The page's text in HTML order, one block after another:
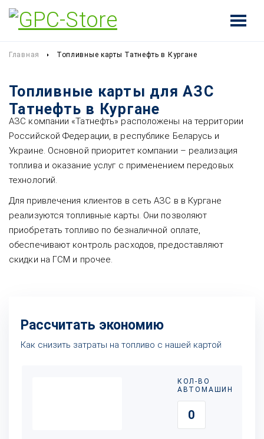
Главная Топливные карты Татнефть в Кургане
Топливные карты для АЗС
Татнефть в Кургане
АЗС компании «Татнефть» расположены на территории
Российской Федерации, в республике Беларусь и
Украине. Основной приоритет компании – реализация
топлива и оказание услуг с применением передовых
технологий.
Для привлечения клиентов в сеть АЗС в в Кургане
реализуются топливные карты. Они позволяют
приобретать топливо по безналичной оплате,
обеспечивают контроль расходов, предоставляют
скидки на ГСМ и прочее.
Рассчитать экономию
Как снизить затраты на топливо с нашей картой
КОЛ-ВО
АВТОМАШИН